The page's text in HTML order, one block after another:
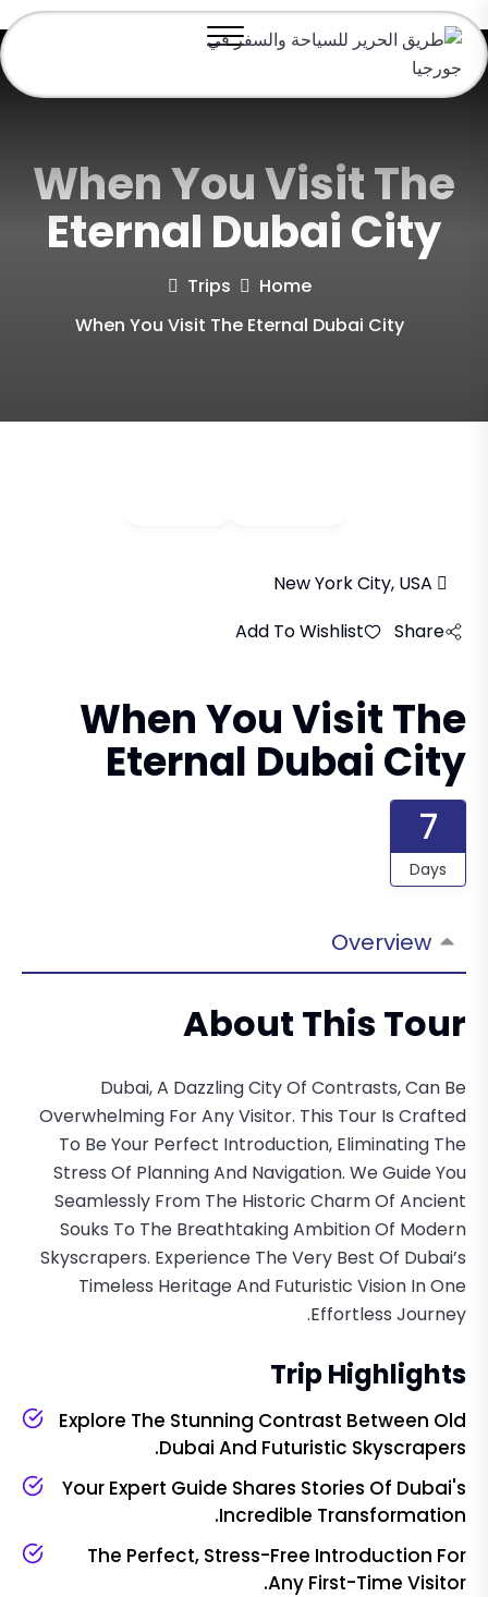
When You Visit The
Eternal Dubai City
Home
Trips
When You Visit The Eternal Dubai City
Share
Add To Wishlist
When You Visit The
Eternal Dubai City
7
Days
Overview
About This Tour
Dubai, A Dazzling City Of Contrasts, Can Be
Overwhelming For Any Visitor. This Tour Is Crafted
To Be Your Perfect Introduction, Eliminating The
Stress Of Planning And Navigation. We Guide You
Seamlessly From The Historic Charm Of Ancient
Souks To The Breathtaking Ambition Of Modern
Skyscrapers. Experience The Very Best Of Dubai’s
Timeless Heritage And Futuristic Vision In One
Effortless Journey.
Trip Highlights
Explore The Stunning Contrast Between Old
Dubai And Futuristic Skyscrapers.
Your Expert Guide Shares Stories Of Dubai's
Incredible Transformation.
The Perfect, Stress-Free Introduction For
Any First-Time Visitor.